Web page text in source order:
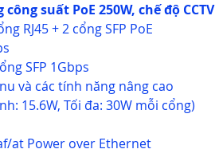
suất PoE 250W, chế độ CCTV
RJ45 + 2 cổng SFP PoE
SFP 1Gbps
và các tính năng nâng cao
15.6W, Tối đa: 30W mỗi cổng)
at Power over Ethernet